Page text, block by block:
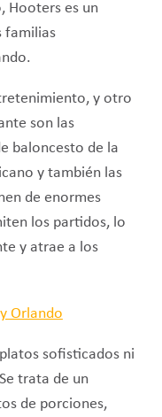
Hooters es un
familias
y otro
son las
baloncesto de la
y también las
de enormes
los partidos, lo
y atrae a los
sofisticados ni
trata de un
de porciones,